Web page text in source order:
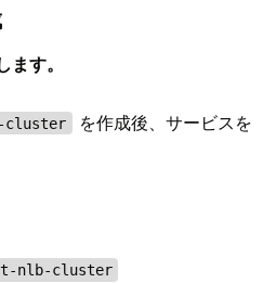
す。
を作成後、サービスを
nlb-cluster